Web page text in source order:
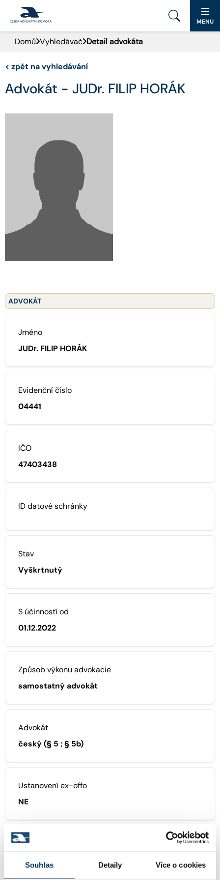
Souhlas Detaily Více o cookies
PORTÁL ČAK
DOMŮ
AKTUALITY
PRO VEŘEJNOST
ADVOKÁTNÍ DENÍK
KONTAKT
MENU
Domů Vyhledávač Detail advokáta
< zpět na vyhledávání
Advokát - JUDr. FILIP HORÁK
ADVOKÁT
Jméno
JUDr. FILIP HORÁK
Evidenční číslo
04441
IČO
47403438
ID datové schránky
Stav
Vyškrtnutý
S účinností od
01.12.2022
Způsob výkonu advokacie
samostatný advokát
Advokát
český (§ 5 ; § 5b)
Ustanovení ex-offo
NE